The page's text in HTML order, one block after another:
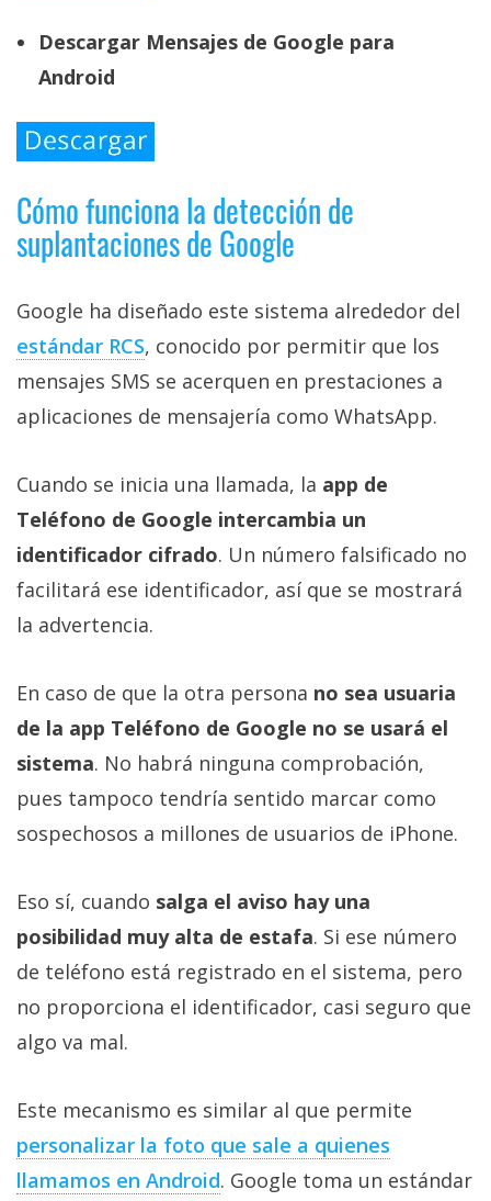
Descargar Mensajes de Google para
Android
Cómo funciona la detección de
suplantaciones de Google
Google ha diseñado este sistema alrededor del
estándar RCS‎, conocido por permitir que los
mensajes SMS se acerquen en prestaciones a
aplicaciones de mensajería como WhatsApp.
Cuando se inicia una llamada, la app de
Teléfono de Google intercambia un
identificador cifrado. Un número falsificado no
facilitará ese identificador, así que se mostrará
la advertencia.
En caso de que la otra persona no sea usuaria
de la app Teléfono de Google no se usará el
sistema. No habrá ninguna comprobación,
pues tampoco tendría sentido marcar como
sospechosos a millones de usuarios de iPhone.
Eso sí, cuando salga el aviso hay una
posibilidad muy alta de estafa. Si ese número
de teléfono está registrado en el sistema, pero
no proporciona el identificador, casi seguro que
algo va mal.
Este mecanismo es similar al que permite
personalizar la foto que sale a quienes
llamamos en Android. Google toma un estándar